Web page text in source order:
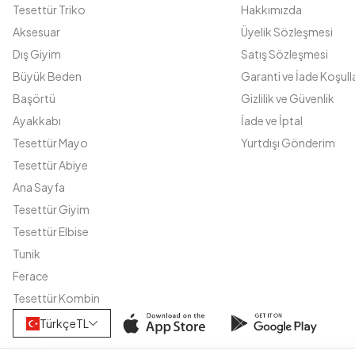
Tesettür Triko
Aksesuar
Dış Giyim
Büyük Beden
Başörtü
Ayakkabı
Tesettür Mayo
Tesettür Abiye
Ana Sayfa
Tesettür Giyim
Tesettür Elbise
Tunik
Ferace
Tesettür Kombin
Hakkımızda
Üyelik Sözleşmesi
Satış Sözleşmesi
Garanti ve İade
Gizlilik ve Güvenlik
İade ve İptal
Yurtdışı Gönderim
TürkçeTL